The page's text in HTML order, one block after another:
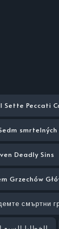
I Sette Peccati
Deadly Sins
Grzechów
смъртни